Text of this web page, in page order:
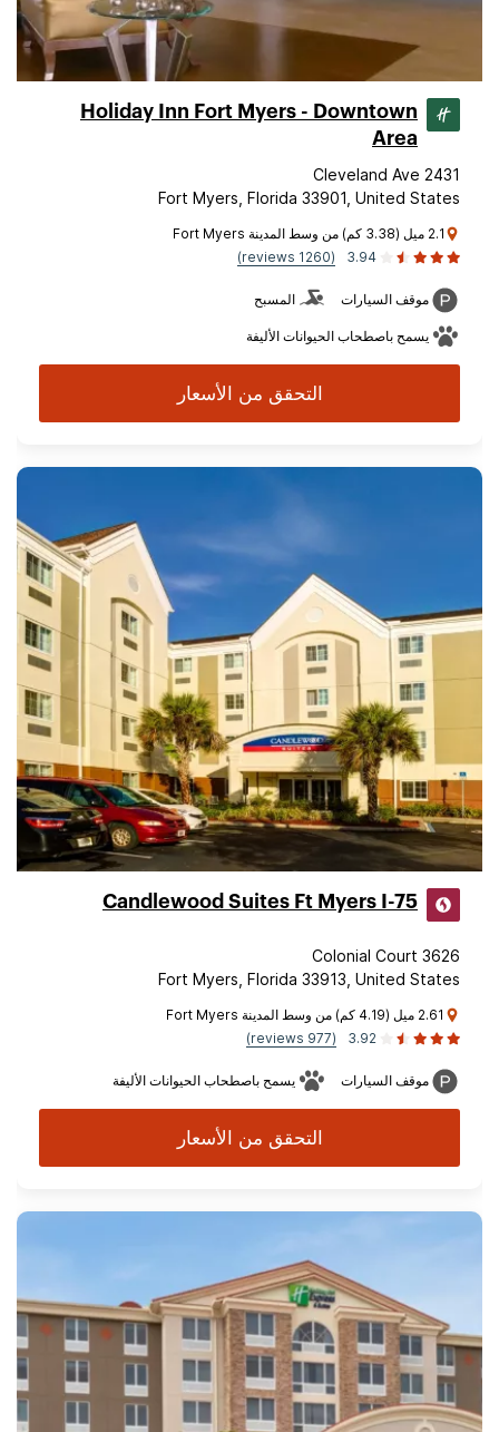
Holiday Inn Fort Myers - Downtown
Area
2431 Cleveland Ave
Fort Myers, Florida 33901, United States
2.1 ميل (3.38 كم) من وسط المدينة Fort Myers
3.94
(1260 reviews)
موقف السيارات المسبح
يسمح باصطحاب الحيوانات الأليفة
التحقق من الأسعار
Candlewood Suites Ft Myers I-75
3626 Colonial Court
Fort Myers, Florida 33913, United States
2.61 ميل (4.19 كم) من وسط المدينة Fort Myers
3.92
(977 reviews)
موقف السيارات يسمح باصطحاب الحيوانات الأليفة
التحقق من الأسعار